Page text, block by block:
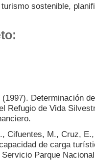
sostenible,
Determinación
Refugio de Vida
Cifuentes, M., Cruz,
de carga
Parque